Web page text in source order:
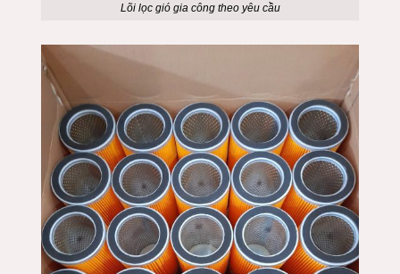
Lõi lọc gió gia công theo yêu cầu